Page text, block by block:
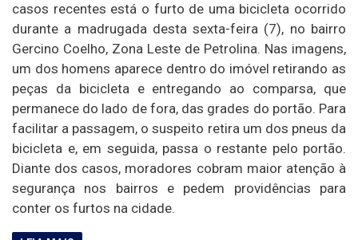
casos recentes está o furto de uma bicicleta ocorrido
durante a madrugada desta sexta-feira (7), no bairro
Gercino Coelho, Zona Leste de Petrolina. Nas imagens,
um dos homens aparece dentro do imóvel retirando as
peças da bicicleta e entregando ao comparsa, que
permanece do lado de fora, das grades do portão. Para
facilitar a passagem, o suspeito retira um dos pneus da
bicicleta e, em seguida, passa o restante pelo portão.
Diante dos casos, moradores cobram maior atenção à
segurança nos bairros e pedem providências para
conter os furtos na cidade.